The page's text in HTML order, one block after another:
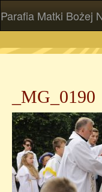
Parafia Matki Bożej
_MG_0190